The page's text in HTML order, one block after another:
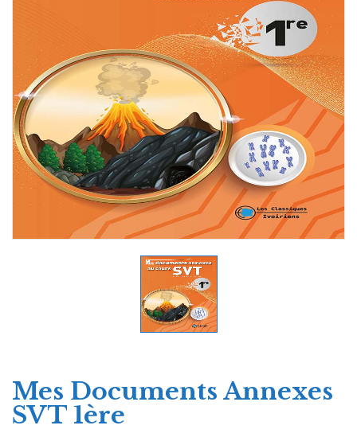
Mes Documents Annexes
SVT 1ère